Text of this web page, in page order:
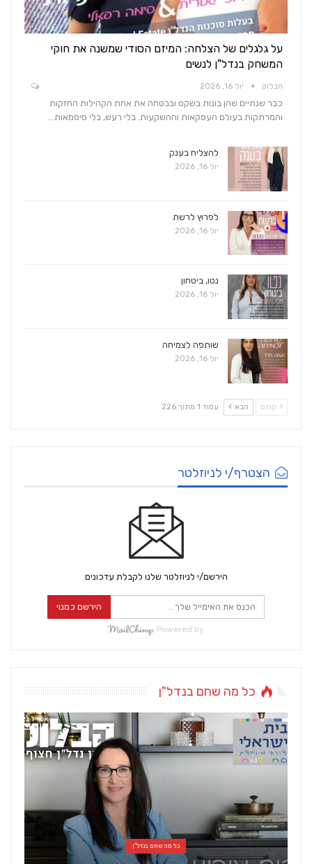
על גלגלים של הצלחה: המיזם הסודי שמשנה את חוקי
המשחק בנדל"ן לנשים
הבלוק יול 16, 2026
כבר שנתיים שהן בונות בשקט ובבטחה את אחת הקהילות החזקות
והמרתקות בעולם העסקאות וההשקעות. בלי רעש, בלי סיסמאות…
להצליח בענק
יול 16, 2026
לפרוץ לרשת
יול 16, 2026
נטו, ביטחון
יול 16, 2026
שותפה לצמיחה
יול 16, 2026
קודם הבא עמוד 1 מתוך 226
הצטרף/י לניוזלטר
הירשם/י לניוזלטר שלנו לקבלת עדכונים
הירשם כמנוי
Powered by
כל מה שחם בנדל"ן
כל מה שחם בנדל"ן